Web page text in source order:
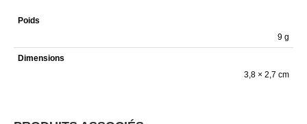
Poids
9 g
Dimensions
3,8 × 2,7 cm